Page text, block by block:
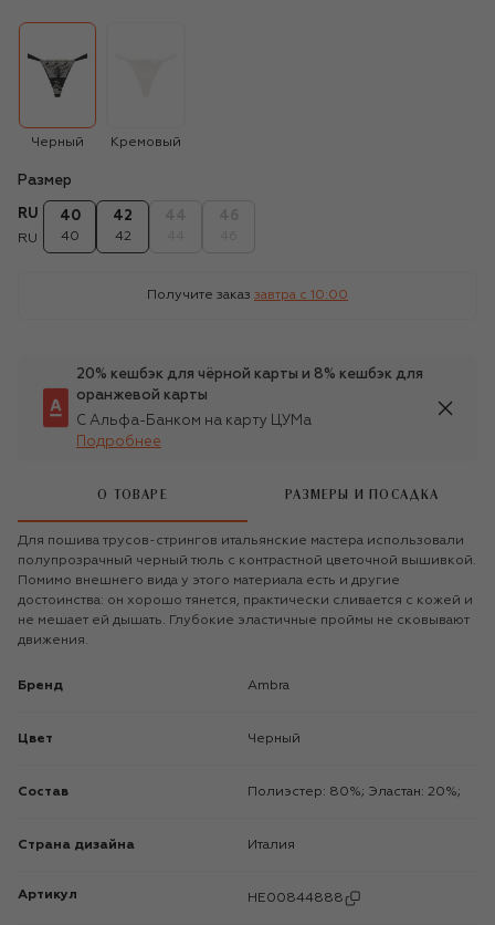
Черный Кремовый
Размер
RU
RU
40
40
42
42
Получите заказ завтра c 10:00
20% кешбэк для чёрной карты и 8% кешбэк для
оранжевой карты
С Альфа-Банком на карту ЦУМа
Подробнее
О ТОВАРЕ РАЗМЕРЫ И ПОСАДКА
Для пошива трусов-стрингов итальянские мастера использовали
полупрозрачный черный тюль с контрастной цветочной вышивкой.
Помимо внешнего вида у этого материала есть и другие
достоинства: он хорошо тянется, практически сливается с кожей и
не мешает ей дышать. Глубокие эластичные проймы не сковывают
движения.
Бренд Ambra
Цвет Черный
Состав Полиэстер: 80%; Эластан: 20%;
Страна дизайна Италия
Артикул HE00844888